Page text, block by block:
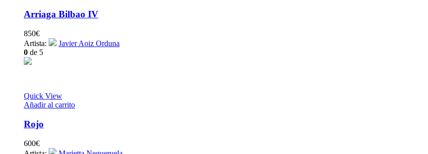
Arriaga Bilbao IV
850€
Artista:
Javier Aoiz Orduna
0 de 5
Quick View
Añadir al carrito
Rojo
600€